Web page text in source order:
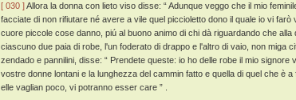
[ 030 ]Allora la donna con lieto viso disse: “ Adunque veggo che il mio
facciate di non rifiutare né avere a vile quel piccioletto dono il quale io vi
cuore piccole cose danno, piú al buono animo di chi dà riguardando che alla
ciascuno due paia di robe, l'un foderato di drappo e l'altro di vaio, non miga
zendado e pannilini, disse: “ Prendete queste: io ho delle robe il mio
vostre donne lontani e la lunghezza del cammin fatto e quella di quel che è
elle vaglian poco, vi potranno esser care ” .